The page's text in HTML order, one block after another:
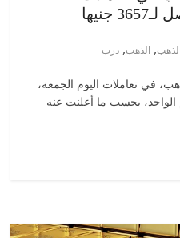
, الذهب, درب
في تعاملات اليوم الجمعة،
للجرام الواحد، بحسب ما أعلنت عنه